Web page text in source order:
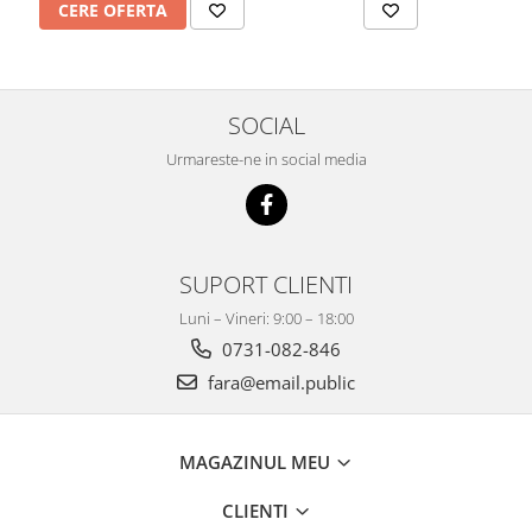
Organizare si arhivare
Tavite si Suporturi Documente
Table magnetice din sticla
Scutece adulti tip chilot
CERE OFERTA
SOCIAL
Urmareste-ne in social media
SUPORT CLIENTI
Luni – Vineri: 9:00 – 18:00
0731-082-846
fara@email.public
MAGAZINUL MEU
CLIENTI